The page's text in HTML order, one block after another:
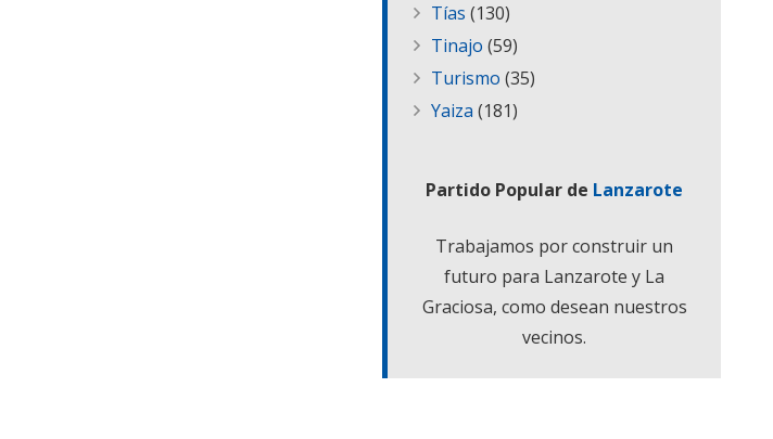
Tías (130)
Tinajo (59)
Turismo (35)
Yaiza (181)
Partido Popular de Lanzarote
Trabajamos por construir un
futuro para Lanzarote y La
Graciosa, como desean nuestros
vecinos.